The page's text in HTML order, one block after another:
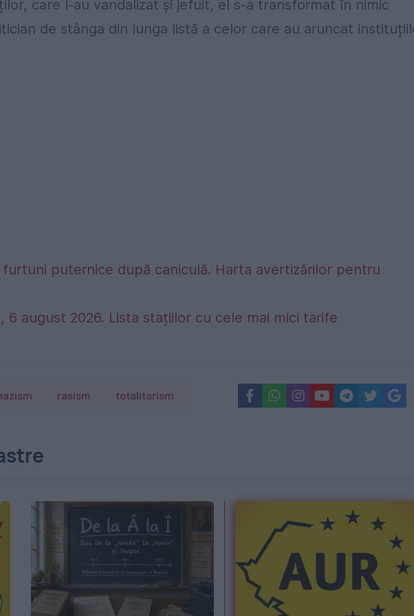
care l-au vandalizat și jefuit, el s-a transformat în nimic
de stânga din lunga listă a celor care au aruncat
puternice după caniculă. Harta avertizărilor pentru
6 august 2026. Lista stațiilor cu cele mai mici tarife
rasism totalitarism